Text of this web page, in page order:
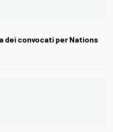
dei convocati per Nations